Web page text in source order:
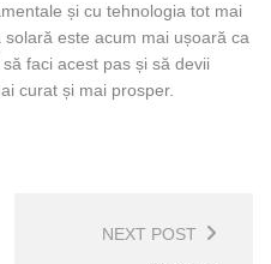
și cu tehnologia tot mai
este acum mai ușoară ca
faci acest pas și să devii
curat și mai prosper.
NEXT POST